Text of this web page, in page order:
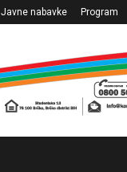
Javne nabavke Program